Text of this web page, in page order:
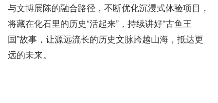
与文博展陈的融合路径，不断优化沉浸式体验项目，
将藏在化石里的历史“活起来”，持续讲好“古鱼王
国”故事，让源远流长的历史文脉跨越山海，抵达更
远的未来。